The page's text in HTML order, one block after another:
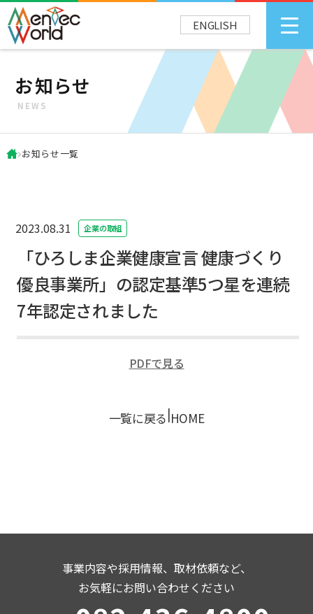
ENGLISH
お知らせ
NEWS
お知らせ一覧
2023.08.31 企業の取組
「ひろしま企業健康宣言 健康づくり
優良事業所」の認定基準5つ星を連続
7年認定されました
PDFで見る
一覧に戻る|HOME
事業内容や採用情報、取材依頼など、
お気軽にお問い合わせください